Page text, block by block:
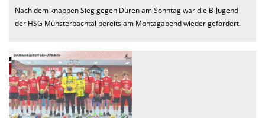
Nach dem knappen Sieg gegen Düren am Sonntag war die B-Jugend
der HSG Münsterbachtal bereits am Montagabend wieder gefordert.